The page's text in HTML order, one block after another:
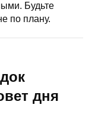
Будьте
по плану.
дня